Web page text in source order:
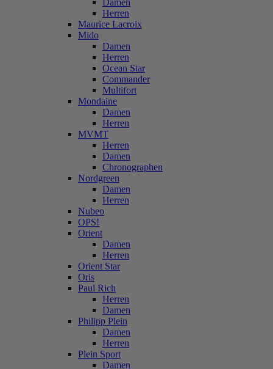
Damen
Herren
Maurice Lacroix
Mido
Damen
Herren
Ocean Star
Commander
Multifort
Mondaine
Damen
Herren
MVMT
Herren
Damen
Chronographen
Nordgreen
Damen
Herren
Nubeo
OPS!
Orient
Damen
Herren
Orient Star
Oris
Paul Rich
Herren
Damen
Philipp Plein
Damen
Herren
Plein Sport
Damen